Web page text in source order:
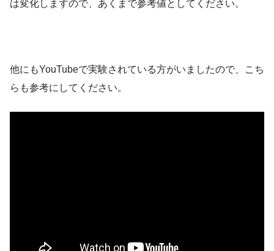
は変化しますので、あくまで参考値としてください。
他にもYouTubeで実験されている方がいましたので、こち
らも参考にしてください。